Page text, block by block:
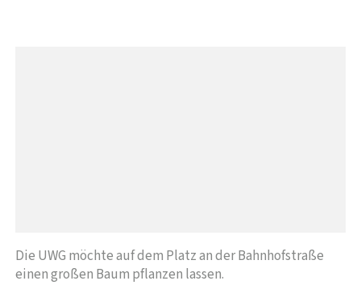
Die UWG möchte auf dem Platz an der Bahnhofstraße
einen großen Baum pflanzen lassen.